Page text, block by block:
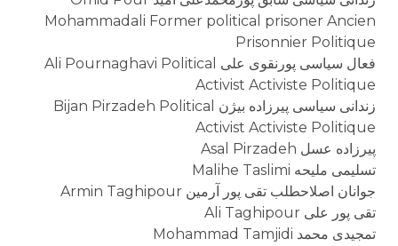
Mohammadali Former political prisoner Ancien
Prisonnier Politique
فعال سیاسی پورنقوی علی Ali Pournaghavi Political
Activist Activiste Politique
زندانی سیاسی پیرزاده بیژن Bijan Pirzadeh Political
Activist Activiste Politique
پیرزاده عسل Asal Pirzadeh
تسلیمی ملیحه Malihe Taslimi
جوانان اصلاحطلب تقی پور آرمین Armin Taghipour
تقی پور علی Ali Taghipour
تمجیدی محمد Mohammad Tamjidi